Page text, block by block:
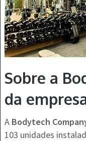
Sobre a
da
A Bodytech
103 unidades